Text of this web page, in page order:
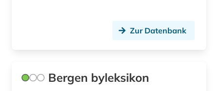
kunstgeschichte (1)
Zur Datenbank
Bergen byleksikon